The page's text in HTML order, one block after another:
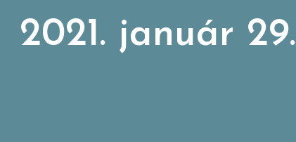
2021. január 29.